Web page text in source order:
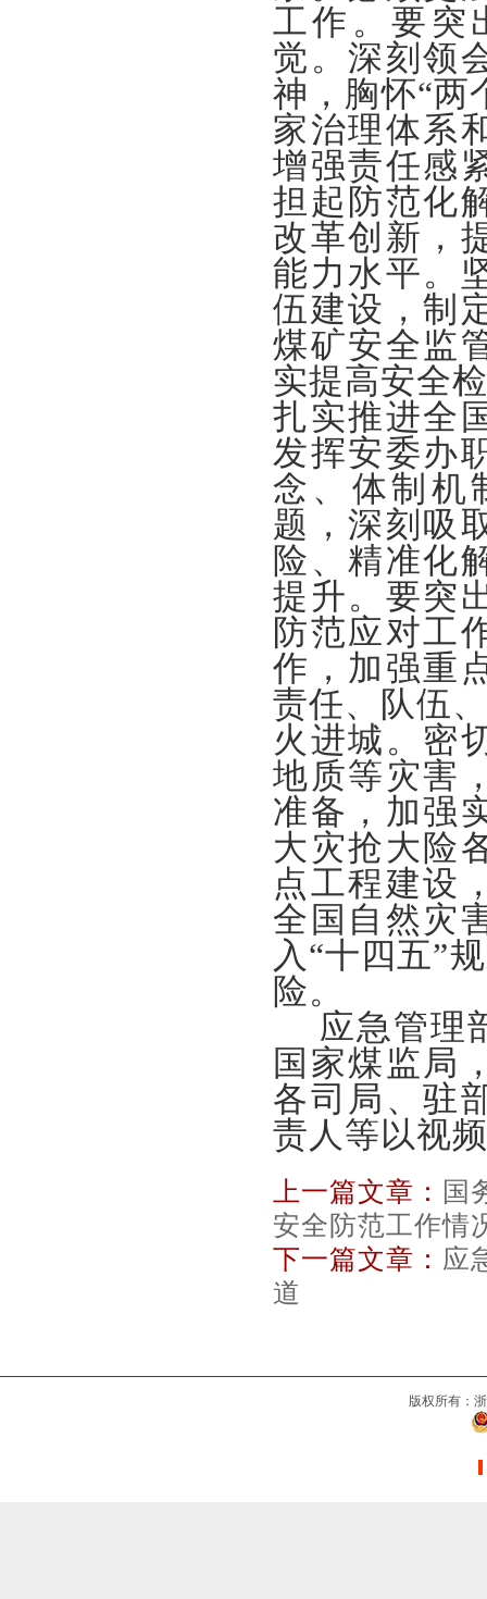
工作。要 突
觉。深刻领
神，胸怀“两
家治理体系
增强责任感
担起防范化
改革创新，
能力水平。
伍建设，制
煤矿安全监
实提高安全
扎实推进全
发挥安委办
念、体制机
题，深刻吸
险、精准化
提升。 要突
防范应对工
作，加强重
责任、队伍
火进城。密
地质等灾害
准备，加强
大灾抢大险
点工程建设
全国自然灾
入“十四五”
险。
应急管理
国家煤监局
各司局、驻
责人等以视
上一篇文章： 国
安全防范工作情
下一篇文章： 应
道
版权所有：